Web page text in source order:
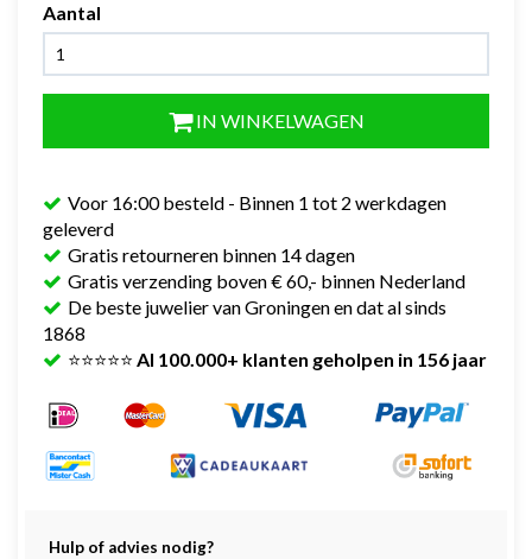
Aantal
IN WINKELWAGEN
Voor 16:00 besteld - Binnen 1 tot 2 werkdagen
geleverd
Gratis retourneren binnen 14 dagen
Gratis verzending boven € 60,- binnen Nederland
De beste juwelier van Groningen en dat al sinds
1868
⭐⭐⭐⭐⭐ Al 100.000+ klanten geholpen in 156 jaar
Hulp of advies nodig?